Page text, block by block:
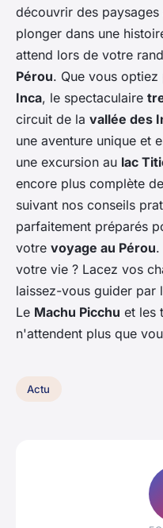
découvrir des
plonger dans une
attend lors de votre
Pérou. Que vous
Inca, le spectaculaire
circuit de la vallée des
une aventure unique et
une excursion au lac
encore plus complète
suivant nos conseils
parfaitement préparés
votre voyage au Pérou.
votre vie ? Lacez vos
laissez-vous guider par
Le Machu Picchu et les
n'attendent plus que
Actu